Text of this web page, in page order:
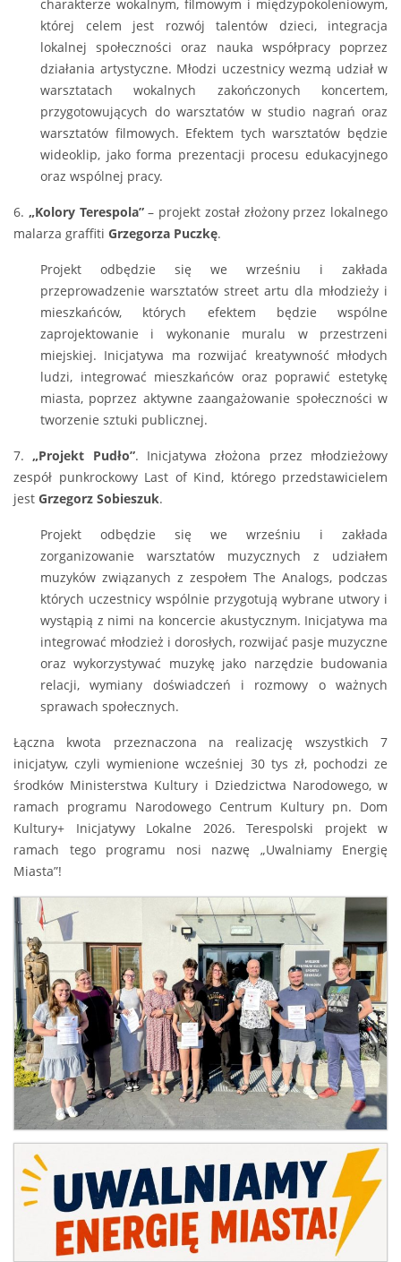
charakterze wokalnym, filmowym i międzypokoleniowym,
której celem jest rozwój talentów dzieci, integracja
lokalnej społeczności oraz nauka współpracy poprzez
działania artystyczne. Młodzi uczestnicy wezmą udział w
warsztatach wokalnych zakończonych koncertem,
przygotowujących do warsztatów w studio nagrań oraz
warsztatów filmowych. Efektem tych warsztatów będzie
wideoklip, jako forma prezentacji procesu edukacyjnego
oraz wspólnej pracy.
6. „Kolory Terespola”– projekt został złożony przez lokalnego
malarza graffiti Grzegorza Puczkę.
Projekt odbędzie się we wrześniu i zakłada
przeprowadzenie warsztatów street artu dla młodzieży i
mieszkańców, których efektem będzie wspólne
zaprojektowanie i wykonanie muralu w przestrzeni
miejskiej. Inicjatywa ma rozwijać kreatywność młodych
ludzi, integrować mieszkańców oraz poprawić estetykę
miasta, poprzez aktywne zaangażowanie społeczności w
tworzenie sztuki publicznej.
7.„Projekt Pudło”. Inicjatywa złożona przez młodzieżowy
zespół punkrockowy Last of Kind, którego przedstawicielem
jest Grzegorz Sobieszuk.
Projekt odbędzie się we wrześniu i zakłada
zorganizowanie warsztatów muzycznych z udziałem
muzyków związanych z zespołem The Analogs, podczas
których uczestnicy wspólnie przygotują wybrane utwory i
wystąpią z nimi na koncercie akustycznym. Inicjatywa ma
integrować młodzież i dorosłych, rozwijać pasje muzyczne
oraz wykorzystywać muzykę jako narzędzie budowania
relacji, wymiany doświadczeń i rozmowy o ważnych
sprawach społecznych.
Łączna kwota przeznaczona na realizację wszystkich 7
inicjatyw, czyli wymienione wcześniej 30 tys zł, pochodzi ze
środków Ministerstwa Kultury i Dziedzictwa Narodowego, w
ramach programu Narodowego Centrum Kultury pn. Dom
Kultury+ Inicjatywy Lokalne 2026. Terespolski projekt w
ramach tego programu nosi nazwę „Uwalniamy Energię
Miasta”!